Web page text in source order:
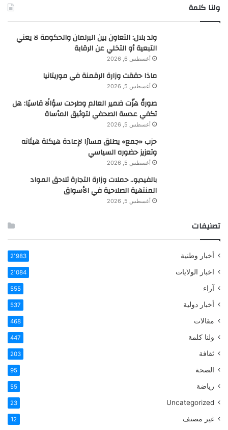
ولنا كلمة
ولد بلال: التعاون بين البرلمان والحكومة لا يعني
التبعية أو التخلي عن الرقابة
أغسطس 6, 2026
ماذا حققت وزارة الرقمنة في موريتانيا
أغسطس 5, 2026
صورةٌ هزّت ضمير العالم وطرحت سؤالًا قاسيًا: هل
تكفي عدسة الصحفي لتوثيق المأساة
أغسطس 5, 2026
حزب «جمع» يطلق مسارًا لإعادة هيكلة هيئاته
وتعزيز حضوره السياسي
أغسطس 5, 2026
بالفيديو.. حملات وزارة التجارة تلاحق المواد
المنتهية الصلاحية في الأسواق
أغسطس 5, 2026
تصنيفات
أخبار وطنية 2٬983
اخبار الولايات 2٬084
آراء 555
أخبار دولية 537
مقالات 468
ولنا كلمة 447
ثقافة 203
الصحة 95
رياضة 55
Uncategorized
23
غير مصنف 12